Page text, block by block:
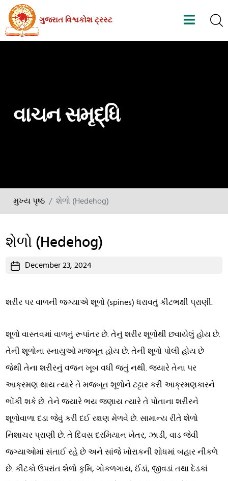
Skip
the
ગુજરાત વિશ્વકોશ ટ્રસ્ટ
વાચન સમૃદ્ધિ
મુખ્ય પૃષ્ઠ શેળો (Hedehog)
શેળો (Hedehog)
PostDecember 23, 2024
શરીર પર વાળની જગ્યાએ શૂળો (spines) ધરાવતું કીટભક્ષી પ્રાણી.
શૂળો વાસ્તવમાં વાળનું રૂપાંતર છે. તેનું શરીર શૂળોથી છવાયેલું હોય છે.
તેની શૂળોના સ્નાયુઓ મજબૂત હોય છે. તેની શૂળો પોલી હોય છે
જેથી તેના શરીરનું વજન ખૂબ વધી જતું નથી. જ્યારે તેના પર
આક્રમણ થાય ત્યારે તે મજબૂત શૂળોને ટટ્ટાર કરી આક્રમણકારને
ભોંકી શકે છે. તેને જ્યારે ભય જણાય ત્યારે તે પોતાના શરીરને
શૂળોવાળા દડા જેવું કરી દઈ રક્ષણ મેળવે છે. સામાન્ય રીતે શેળો
નિશાચર પ્રાણી છે. તે દિવસ દરમિયાન ખેતર, ઝાડી, વાડ જેવી
જગ્યાઓમાં સંતાઈ રહે છે અને સાંજે ખોરાકની શોધમાં બહાર નીકળે
છે. કીટકો ઉપરાંત શેળો કૃમિ, ગોકળગાય, ઈંડાં, જીવડાં તથા દેડકાં